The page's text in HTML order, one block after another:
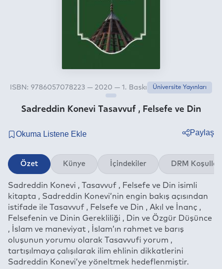
Sadreddin Konevi Tasavvuf , Felsefe ve Din
ISBN: 9786057078223 — 2020 — 1. Baskı Üniversite Yayınları
Paylaş
Twitter
Linkedin
Whatsapp
Telegram
E-mail
Özet Künye İçindekiler DRM Koşulları
Sadreddin Konevi , Tasavvuf , Felsefe ve Din isimli
kitapta , Sadreddin Konevi’nin engin bakış açısından
istifade ile Tasavvuf , Felsefe ve Din , Akıl ve İnanç ,
Felsefenin ve Dinin Gerekliliği , Din ve Özgür Düşünce
, İslam ve maneviyat , İslam’ın rahmet ve barış
oluşunun yorumu olarak Tasavvufi yorum ,
tartışılmaya çalışılarak ilim ehlinin dikkatlerini
Sadreddin Konevi’ye yöneltmek hedeflenmiştir.